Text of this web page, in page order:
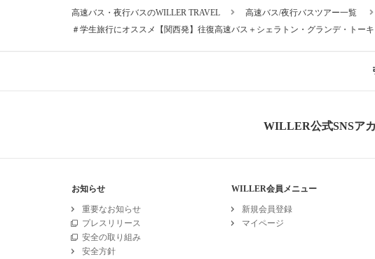
高速バス・夜行バスのWILLER TRAVEL 高速バス/夜行バスツアー一覧
＃学生旅行にオススメ【関西発】往復高速バス＋シェラトン・グランデ・トー
WILLER公式SNSア
お知らせ
重要なお知らせ
プレスリリース
安全の取り組み
安全方針
WILLER会員メニュー
新規会員登録
マイページ